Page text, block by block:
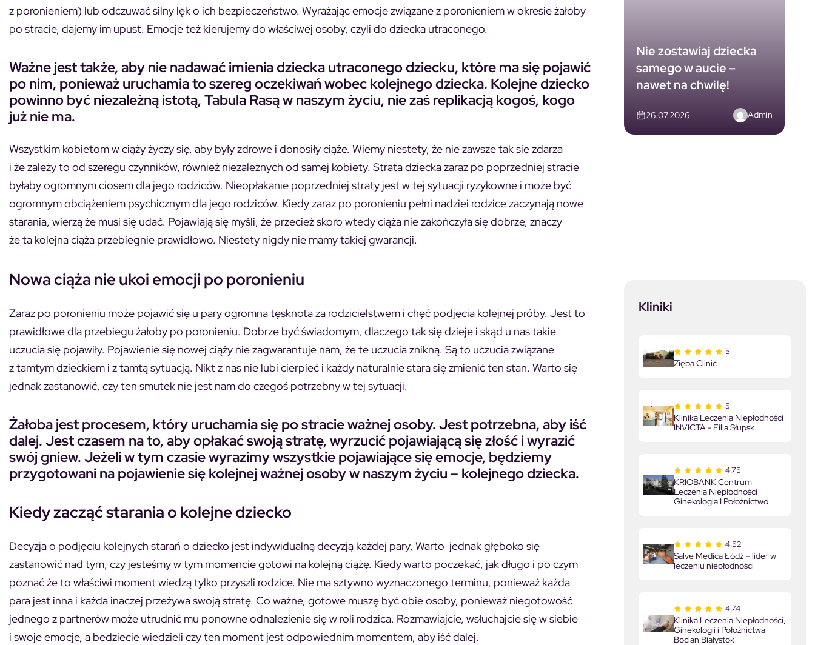
z poronieniem) lub odczuwać silny lęk o ich bezpieczeństwo. Wyrażając emocje związane z poronieniem w okresie żałoby
po stracie, dajemy im upust. Emocje też kierujemy do właściwej osoby, czyli do dziecka utraconego.
Ważne jest także, aby nie nadawać imienia dziecka utraconego dziecku, które ma się pojawić
po nim, ponieważ uruchamia to szereg oczekiwań wobec kolejnego dziecka. Kolejne dziecko
powinno być niezależną istotą, Tabula Rasą w naszym życiu, nie zaś replikacją kogoś, kogo
już nie ma.
Wszystkim kobietom w ciąży życzy się, aby były zdrowe i donosiły ciążę. Wiemy niestety, że nie zawsze tak się zdarza
i że zależy to od szeregu czynników, również niezależnych od samej kobiety. Strata dziecka zaraz po poprzedniej stracie
byłaby ogromnym ciosem dla jego rodziców. Nieopłakanie poprzedniej straty jest w tej sytuacji ryzykowne i może być
ogromnym obciążeniem psychicznym dla jego rodziców. Kiedy zaraz po poronieniu pełni nadziei rodzice zaczynają nowe
starania, wierzą że musi się udać. Pojawiają się myśli, że przecież skoro wtedy ciąża nie zakończyła się dobrze, znaczy
że ta kolejna ciąża przebiegnie prawidłowo. Niestety nigdy nie mamy takiej gwarancji.
Nowa ciąża nie ukoi emocji po poronieniu
Zaraz po poronieniu może pojawić się u pary ogromna tęsknota za rodzicielstwem i chęć podjęcia kolejnej próby. Jest to
prawidłowe dla przebiegu żałoby po poronieniu. Dobrze być świadomym, dlaczego tak się dzieje i skąd u nas takie
uczucia się pojawiły. Pojawienie się nowej ciąży nie zagwarantuje nam, że te uczucia znikną. Są to uczucia związane
z tamtym dzieckiem i z tamtą sytuacją. Nikt z nas nie lubi cierpieć i każdy naturalnie stara się zmienić ten stan. Warto się
jednak zastanowić, czy ten smutek nie jest nam do czegoś potrzebny w tej sytuacji.
Żałoba jest procesem, który uruchamia się po stracie ważnej osoby. Jest potrzebna, aby iść
dalej. Jest czasem na to, aby opłakać swoją stratę, wyrzucić pojawiającą się złość i wyrazić
swój gniew. Jeżeli w tym czasie wyrazimy wszystkie pojawiające się emocje, będziemy
przygotowani na pojawienie się kolejnej ważnej osoby w naszym życiu – kolejnego dziecka.
Kiedy zacząć starania o kolejne dziecko
Decyzja o podjęciu kolejnych starań o dziecko jest indywidualną decyzją każdej pary, Warto jednak głęboko się
zastanowić nad tym, czy jesteśmy w tym momencie gotowi na kolejną ciążę. Kiedy warto poczekać, jak długo i po czym
poznać że to właściwi moment wiedzą tylko przyszli rodzice. Nie ma sztywno wyznaczonego terminu, ponieważ każda
para jest inna i każda inaczej przeżywa swoją stratę. Co ważne, gotowe muszę być obie osoby, ponieważ niegotowość
jednego z partnerów może utrudnić mu ponowne odnalezienie się w roli rodzica. Rozmawiajcie, wsłuchajcie się w siebie
i swoje emocje, a będziecie wiedzieli czy ten moment jest odpowiednim momentem, aby iść dalej.
Nie zostawiaj dziecka
samego w aucie –
nawet na chwilę!
26.07.2026 Admin
Kliniki
5
Zięba Clinic
5
Klinika Leczenia Niepłodności
INVICTA - Filia Słupsk
4.75
KRIOBANK Centrum
Leczenia Niepłodności
Ginekologia I Położnictwo
4.52
Salve Medica Łódź – lider w
leczeniu niepłodności
4.74
Klinika Leczenia Niepłodności,
Ginekologii i Położnictwa
Bocian Białystok